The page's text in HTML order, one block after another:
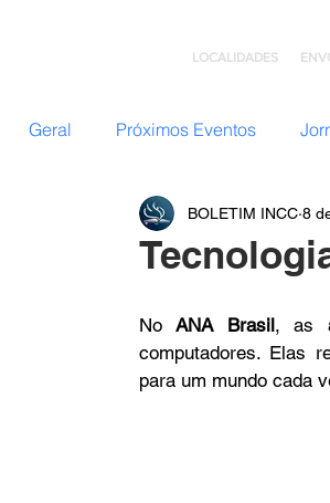
LOCALIDADES
Geral Próximos Eventos
Nazateen (Adolescentes)
Flavio Valvassoura
BOLETIM INCC 8
No ANA Brasil, as
computadores. Elas
para um mundo cada